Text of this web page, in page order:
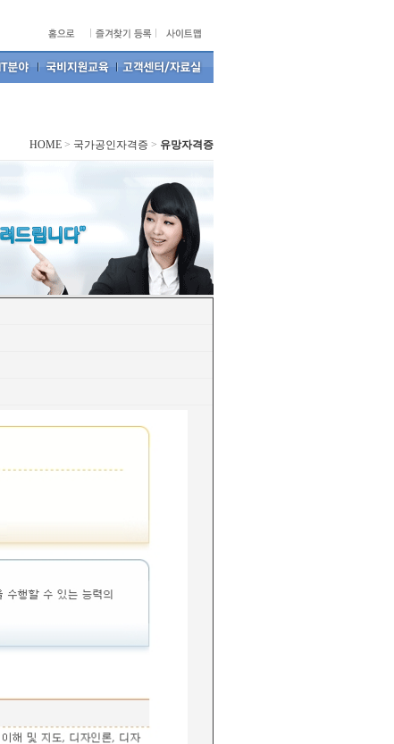
HOME > 국가공인자격증 > 유망자격증